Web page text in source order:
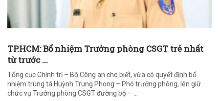
TP.HCM: Bổ nhiệm Trưởng phòng CSGT trẻ nhất
từ trước ...
Tổng cục Chính trị – Bộ Công an cho biết, vừa có quyết định bổ
nhiệm trung tá Huỳnh Trung Phong – Phó trưởng phòng, lên giữ
chức vụ Trưởng phòng CSGT đường bộ – ...